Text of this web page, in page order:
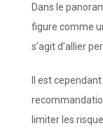
Dans le
figure comme
s’agit d’allier
Il est
limiter les